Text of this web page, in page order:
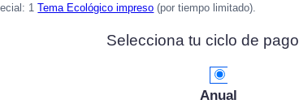
1Tema Ecológico impreso (por tiempo limitado).
Selecciona tu ciclo de pago
Anual